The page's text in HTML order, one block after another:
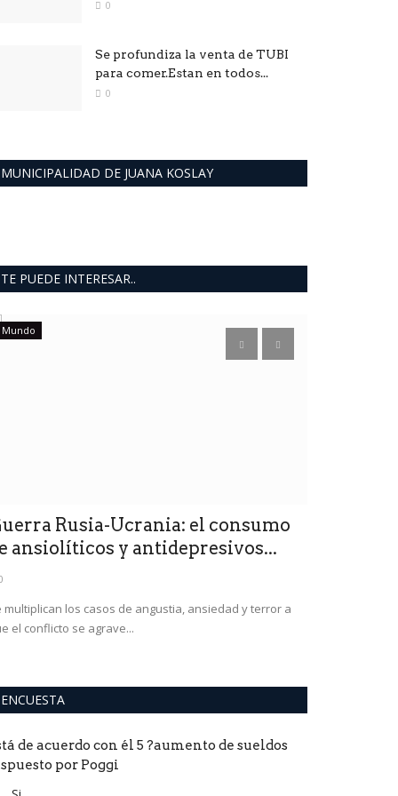
0
Se profundiza la venta de TUBI
para comer.Estan en todos...
0
MUNICIPALIDAD DE JUANA KOSLAY
TE PUEDE INTERESAR..
Mundo
Rusia-Ucrania: el consumo
ansiolíticos y antidepresivos...
multiplican los casos de angustia, ansiedad y terror a
el conflicto se agrave...
ENCUESTA
de acuerdo con él 5 ?aumento de sueldos
por Poggi